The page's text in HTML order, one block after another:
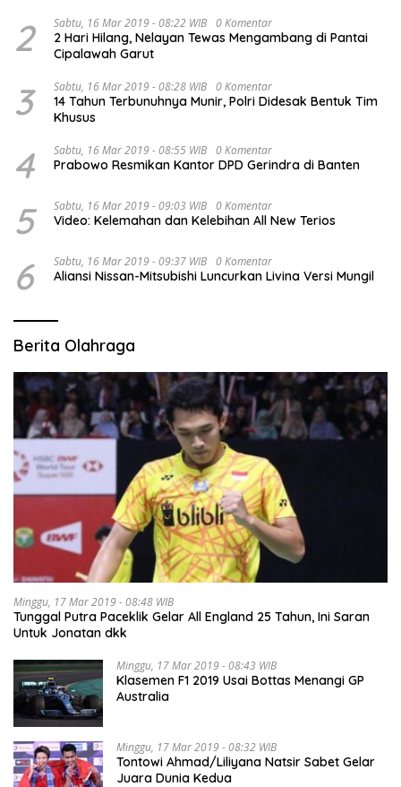
2 Sabtu, 16 Mar 2019 - 08:22 WIB 0 Komentar
2 Hari Hilang, Nelayan Tewas Mengambang di Pantai
Cipalawah Garut
3 Sabtu, 16 Mar 2019 - 08:28 WIB 0 Komentar
14 Tahun Terbunuhnya Munir, Polri Didesak Bentuk Tim
Khusus
4 Sabtu, 16 Mar 2019 - 08:55 WIB 0 Komentar
Prabowo Resmikan Kantor DPD Gerindra di Banten
5 Sabtu, 16 Mar 2019 - 09:03 WIB 0 Komentar
Video: Kelemahan dan Kelebihan All New Terios
6 Sabtu, 16 Mar 2019 - 09:37 WIB 0 Komentar
Aliansi Nissan-Mitsubishi Luncurkan Livina Versi Mungil
Berita Olahraga
Minggu, 17 Mar 2019 - 08:48 WIB
Tunggal Putra Paceklik Gelar All England 25 Tahun, Ini Saran
Untuk Jonatan dkk
Minggu, 17 Mar 2019 - 08:43 WIB
Klasemen F1 2019 Usai Bottas Menangi GP
Australia
Minggu, 17 Mar 2019 - 08:32 WIB
Tontowi Ahmad/Liliyana Natsir Sabet Gelar
Juara Dunia Kedua